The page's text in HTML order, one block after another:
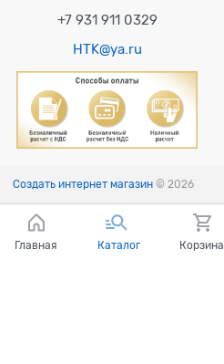
+7 931 911 0329
HTK@ya.ru
Создать интернет магазин © 2026
Главная Каталог Корзина